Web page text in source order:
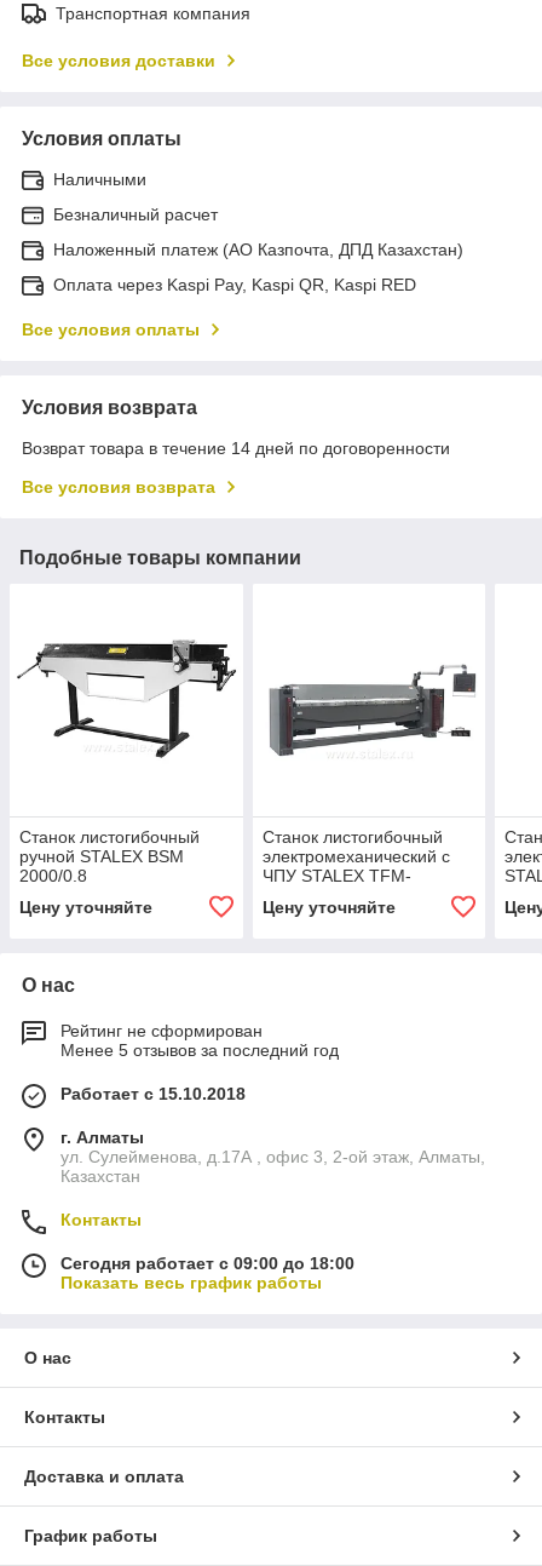
Транспортная компания
Все условия доставки
Условия оплаты
Наличными
Безналичный расчет
Наложенный платеж (АО Казпочта, ДПД Казахстан)
Оплата через Kaspi Pay, Kaspi QR, Kaspi RED
Все условия оплаты
Условия возврата
Возврат товара в течение 14 дней по договоренности
Все условия возврата
Подобные товары компании
Станок листогибочный
ручной STALEX BSM
2000/0.8
Цену уточняйте
Станок листогибочный
электромеханический c
ЧПУ STALEX TFM-
Цену уточняйте
О нас
Рейтинг не сформирован
Менее 5 отзывов за последний год
Работает с 15.10.2018
г. Алматы
ул. Сулейменова, д.17А , офис 3, 2-ой этаж, Алматы,
Казахстан
Контакты
Сегодня работает с 09:00 до 18:00
Показать весь график работы
О нас
Контакты
Доставка и оплата
График работы